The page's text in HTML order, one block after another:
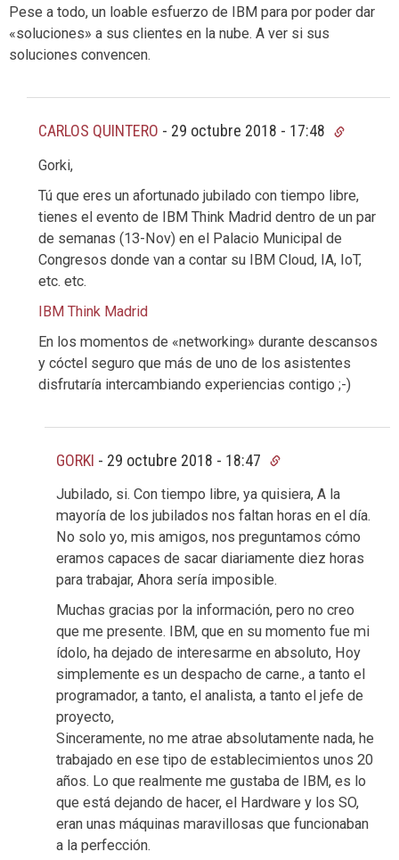
Pese a todo, un loable esfuerzo de IBM para por poder dar
«soluciones» a sus clientes en la nube. A ver si sus
soluciones convencen.
CARLOS QUINTERO - 29 octubre 2018 - 17:48
Gorki,
Tú que eres un afortunado jubilado con tiempo libre,
tienes el evento de IBM Think Madrid dentro de un par
de semanas (13-Nov) en el Palacio Municipal de
Congresos donde van a contar su IBM Cloud, IA, IoT,
etc. etc.
IBM Think Madrid
En los momentos de «networking» durante descansos
y cóctel seguro que más de uno de los asistentes
disfrutaría intercambiando experiencias contigo ;-)
GORKI - 29 octubre 2018 - 18:47
Jubilado, si. Con tiempo libre, ya quisiera, A la
mayoría de los jubilados nos faltan horas en el día.
No solo yo, mis amigos, nos preguntamos cómo
eramos capaces de sacar diariamente diez horas
para trabajar, Ahora sería imposible.
Muchas gracias por la información, pero no creo
que me presente. IBM, que en su momento fue mi
ídolo, ha dejado de interesarme en absoluto, Hoy
simplemente es un despacho de carne., a tanto el
programador, a tanto, el analista, a tanto el jefe de
proyecto,
Sinceramente, no me atrae absolutamente nada, he
trabajado en ese tipo de establecimientos unos 20
años. Lo que realmente me gustaba de IBM, es lo
que está dejando de hacer, el Hardware y los SO,
eran unas máquinas maravillosas que funcionaban
a la perfección.